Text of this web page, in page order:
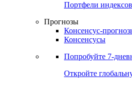
Портфели
Прогнозы
Консенсус-
Консенсусы
Попробуйте 7-
Откройте